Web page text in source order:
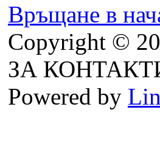
Връщане в
Copyright ©
ЗА
Powered by